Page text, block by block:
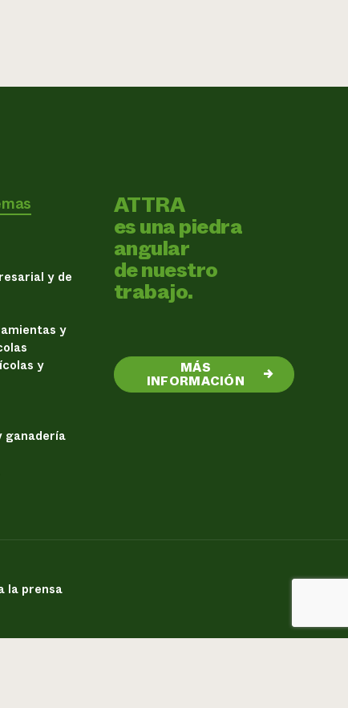
y de
y
y
ATTRA
es una piedra
angular
de nuestro
trabajo.
MÁS
INFORMACIÓN →
la prensa